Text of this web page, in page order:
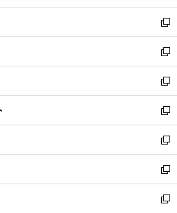
開
く
ウ
で
開
く
ン
ド
ウ
で
開
く
ウ
ィ
ン
ド
ウ
で
開
く
新
し
い
ウ
ィ
ン
ド
ウ
で
開
く
新
し
い
ウ
ィ
ン
ド
ウ
で
開
く
新
し
い
ウ
ィ
ン
ド
ウ
で
新
し
い
ウ
ィ
ン
ド
新
し
い
ウ
ィ
新
し
い
新